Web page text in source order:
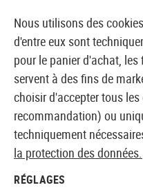
BOUTIQUE ET
Accueil Equipments
IMI Defense
Nous utilisons des
d'entre eux sont
pour le panier d'achat,
servent à des fins de
choisir d'accepter tous
recommandation) ou
techniquement
la protection des données.
RÉGLAGES